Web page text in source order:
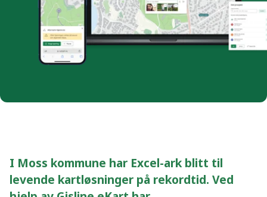
I Moss kommune har Excel-ark blitt til
levende kartløsninger på rekordtid. Ved